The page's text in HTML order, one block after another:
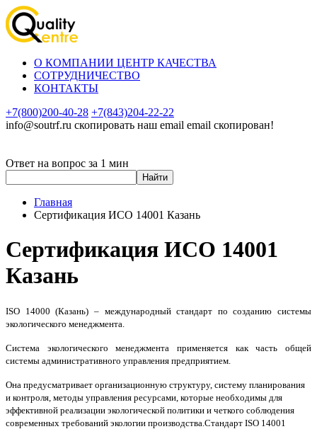
О КОМПАНИИ ЦЕНТР КАЧЕСТВА
СОТРУДНИЧЕСТВО
КОНТАКТЫ
+7(800)200-40-28 +7(843)204-22-22
info@soutrf.ru скопировать наш email email скопирован!
Ответ на вопрос за 1 мин
Главная
Сертификация ИСО 14001 Казань
Сертификация ИСО 14001
Казань
ISO 14000 (Казань) – международный стандарт по созданию системы
экологического менеджмента.
Система экологического менеджмента применяется как часть общей
системы административного управления предприятием.
Она предусматривает организационную структуру, систему планирования
и контроля, методы управления ресурсами, которые необходимы для
эффективной реализации экологической политики и четкого соблюдения
современных требований экологии производства. Стандарт ISO 14001